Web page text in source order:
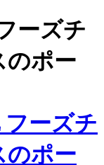
ーズチ
のポー